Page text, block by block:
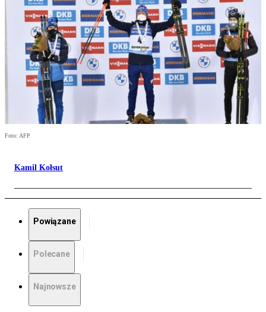
Foto: AFP
Kamil Kołsut
Powiązane
Polecane
Najnowsze